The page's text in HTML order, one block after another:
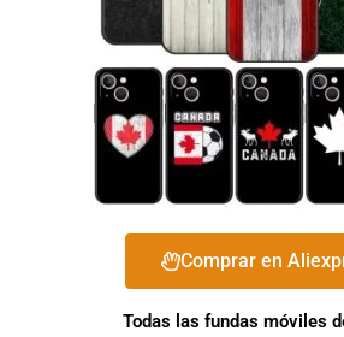
Comprar en
Todas las fundas móviles